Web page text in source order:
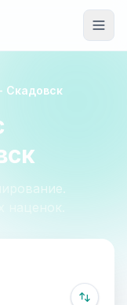
Скадовск
наценок.